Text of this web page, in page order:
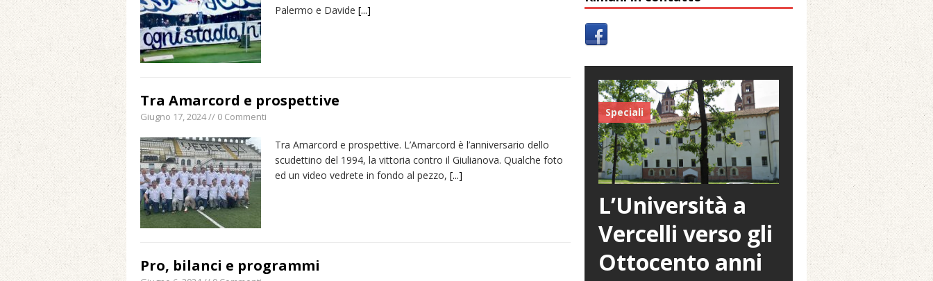
Palermo e Davide [...]
Tra Amarcord e prospettive
Giugno 17, 2024 // 0 Commenti
Tra Amarcord e prospettive. L’Amarcord è l’anniversario dello
scudettino del 1994, la vittoria contro il Giulianova. Qualche foto
ed un video vedrete in fondo al pezzo, [...]
Pro, bilanci e programmi
Speciali
L’Università a
Vercelli verso gli
Ottocento anni